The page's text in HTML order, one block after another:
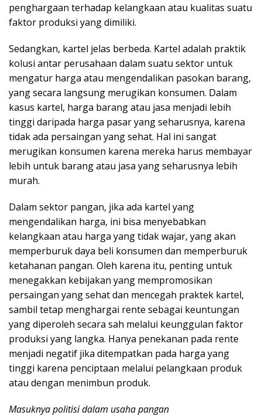
penghargaan terhadap kelangkaan atau kualitas suatu
faktor produksi yang dimiliki.
Sedangkan, kartel jelas berbeda. Kartel adalah praktik
kolusi antar perusahaan dalam suatu sektor untuk
mengatur harga atau mengendalikan pasokan barang,
yang secara langsung merugikan konsumen. Dalam
kasus kartel, harga barang atau jasa menjadi lebih
tinggi daripada harga pasar yang seharusnya, karena
tidak ada persaingan yang sehat. Hal ini sangat
merugikan konsumen karena mereka harus membayar
lebih untuk barang atau jasa yang seharusnya lebih
murah.
Dalam sektor pangan, jika ada kartel yang
mengendalikan harga, ini bisa menyebabkan
kelangkaan atau harga yang tidak wajar, yang akan
memperburuk daya beli konsumen dan memperburuk
ketahanan pangan. Oleh karena itu, penting untuk
menegakkan kebijakan yang mempromosikan
persaingan yang sehat dan mencegah praktek kartel,
sambil tetap menghargai rente sebagai keuntungan
yang diperoleh secara sah melalui keunggulan faktor
produksi yang langka. Hanya penekanan pada rente
menjadi negatif jika ditempatkan pada harga yang
tinggi karena penciptaan melalui pelangkaan produk
atau dengan menimbun produk.
Masuknya politisi dalam usaha pangan